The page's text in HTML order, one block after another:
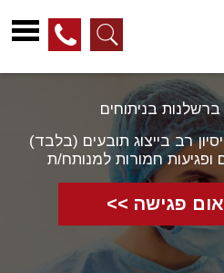
בניתוחים
רב בייצוג תובעים (בלבד)
ופגיעות חמורות למנותח/ת
פגישה >>